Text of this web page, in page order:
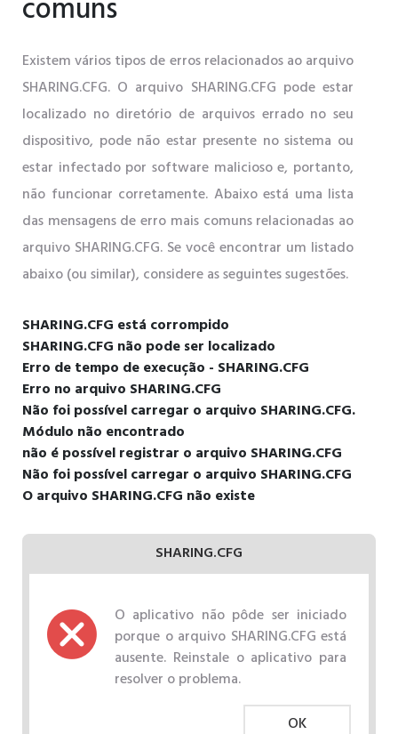
comuns
Existem vários tipos de erros relacionados ao arquivo
SHARING.CFG. O arquivo SHARING.CFG pode estar
localizado no diretório de arquivos errado no seu
dispositivo, pode não estar presente no sistema ou
estar infectado por software malicioso e, portanto,
não funcionar corretamente. Abaixo está uma lista
das mensagens de erro mais comuns relacionadas ao
arquivo SHARING.CFG. Se você encontrar um listado
abaixo (ou similar), considere as seguintes sugestões.
SHARING.CFG está corrompido
SHARING.CFG não pode ser localizado
Erro de tempo de execução - SHARING.CFG
Erro no arquivo SHARING.CFG
Não foi possível carregar o arquivo SHARING.CFG.
Módulo não encontrado
não é possível registrar o arquivo SHARING.CFG
Não foi possível carregar o arquivo SHARING.CFG
O arquivo SHARING.CFG não existe
SHARING.CFG
O aplicativo não pôde ser iniciado
porque o arquivo SHARING.CFG está
ausente. Reinstale o aplicativo para
resolver o problema.
OK